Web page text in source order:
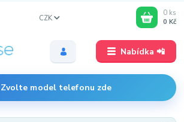
Nabídka 📲
Zvolte model telefonu zde
CZK
0 ks
0 Kč